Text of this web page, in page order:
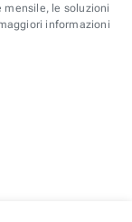
le soluzioni
informazioni